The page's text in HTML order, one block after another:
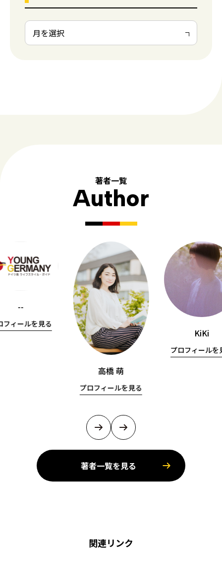
著者一覧
Author
--
フィールを見る
高橋 萌
プロフィールを見る
KiKi
プロフィールを
著者一覧を見る
関連リンク